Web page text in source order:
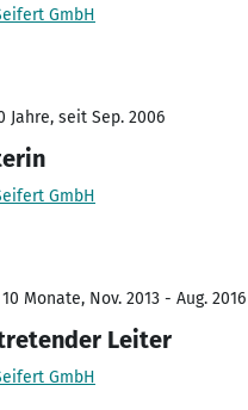
GmbH
Jahre, seit Sep. 2006
GmbH
Monate, Nov. 2013 - Aug. 2016
Leiter
GmbH